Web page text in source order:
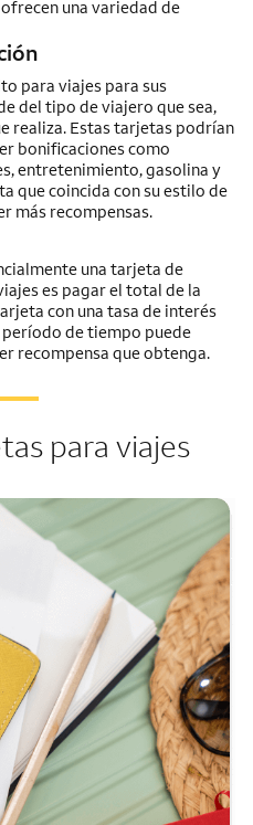
una variedad de
para viajes para sus
del tipo de viajero que sea,
realiza. Estas tarjetas podrían
bonificaciones como
entretenimiento, gasolina y
que coincida con su estilo de
más recompensas.
una tarjeta de
es pagar el total de la
con una tasa de interés
de tiempo puede
recompensa que obtenga.
para viajes